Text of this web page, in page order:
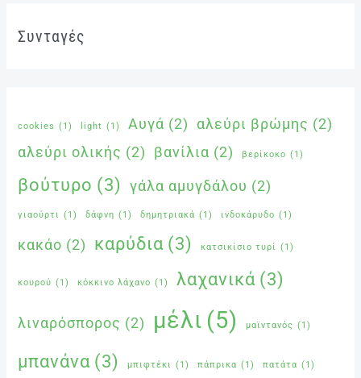
Συνταγές
cookies (1) light (1) Αυγά (2) αλεύρι βρώμης (2)
αλεύρι ολικής (2) βανίλια (2) βερίκοκο (1)
βούτυρο (3) γάλα αμυγδάλου (2)
γιαούρτι (1) δάφνη (1) δημητριακά (1) ινδοκάρυδο (1)
κακάο (2) καρύδια (3) κατσικίσιο τυρί (1)
κουρού (1) κόκκινο λάχανο (1) λαχανικά (3)
λιναρόσπορος (2) μέλι (5) μαϊντανός (1)
μπανάνα (3) μπιφτέκι (1) πάπρικα (1) πατάτα (1)